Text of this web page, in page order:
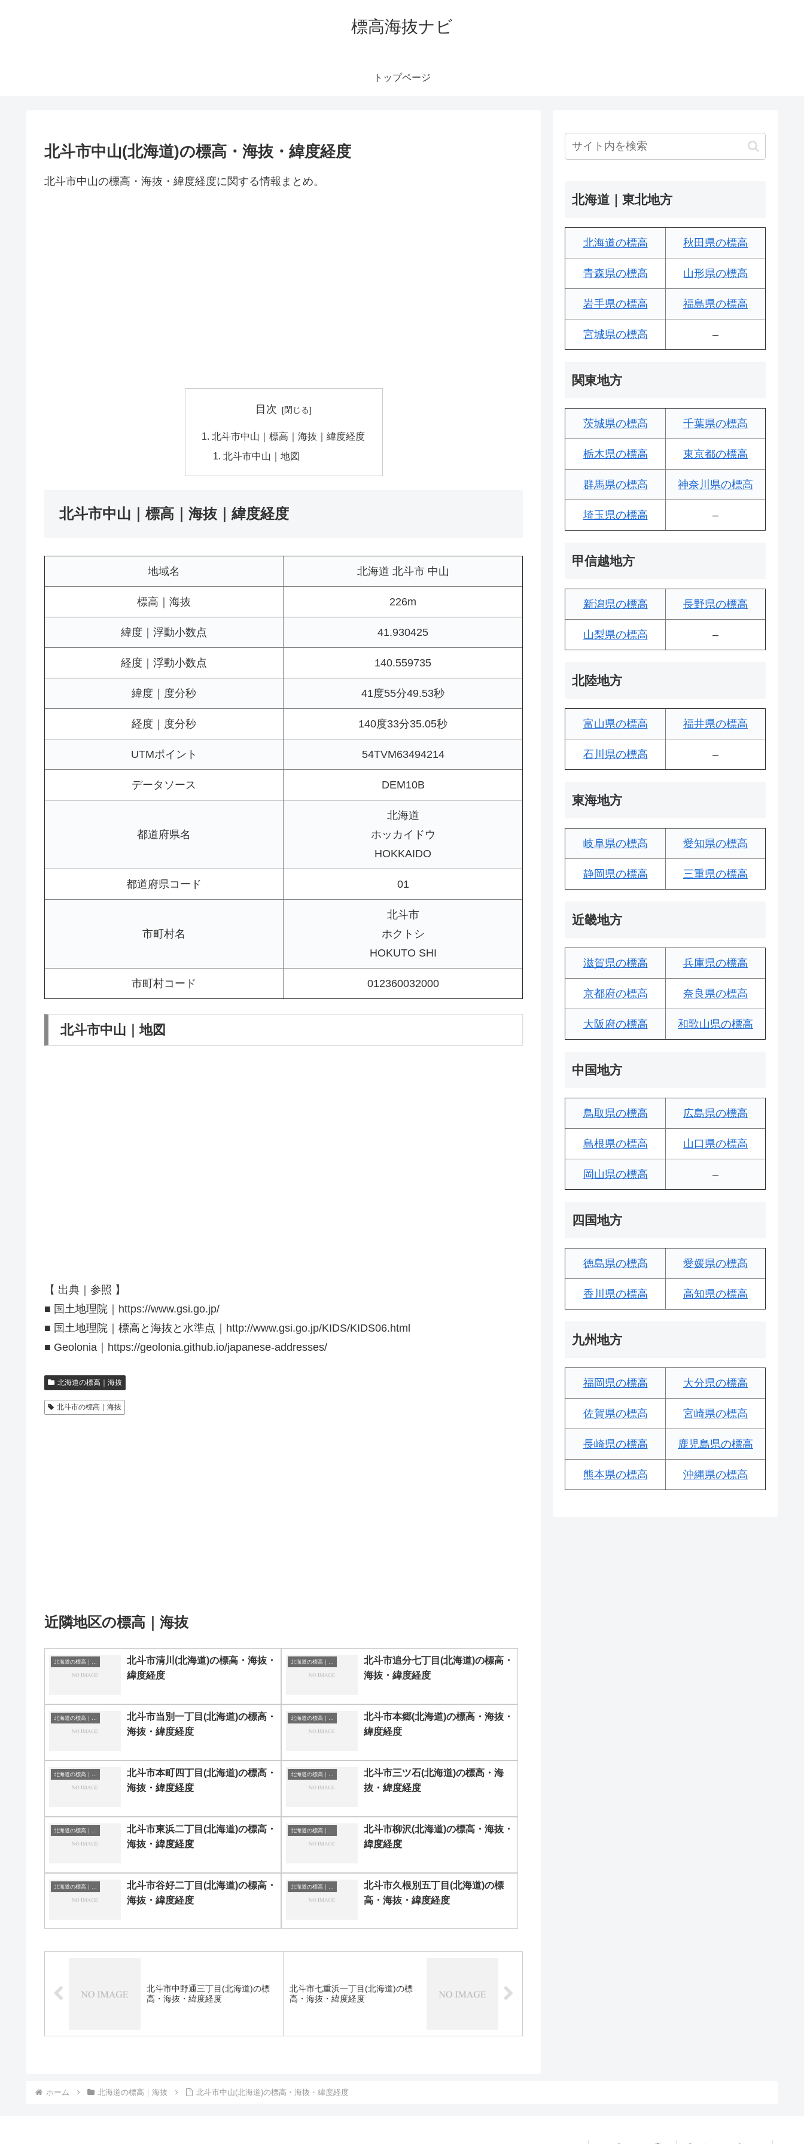
標高海抜ナビ
トップページ
北斗市中山(北海道)の標高・海抜・緯度経度
北斗市中山の標高・海抜・緯度経度に関する情報まとめ。
目次
北斗市中山｜標高｜海抜｜緯度経度
北斗市中山｜地図
北斗市中山｜標高｜海抜｜緯度経度
地域名 北海道 北斗市 中山
標高｜海抜 226m
緯度｜浮動小数点 41.930425
経度｜浮動小数点 140.559735
緯度｜度分秒 41度55分49.53秒
経度｜度分秒 140度33分35.05秒
UTMポイント 54TVM63494214
データソース DEM10B
都道府県名
北海道
ホッカイドウ
HOKKAIDO
都道府県コード 01
市町村名
北斗市
ホクトシ
HOKUTO SHI
市町村コード 012360032000
北斗市中山｜地図
【 出典｜参照 】
■ 国土地理院｜https://www.gsi.go.jp/
■ 国土地理院｜標高と海抜と水準点｜http://www.gsi.go.jp/KIDS/KIDS06.html
■ Geolonia｜https://geolonia.github.io/japanese-addresses/
北海道の標高｜海抜
北斗市の標高｜海抜
近隣地区の標高｜海抜
北斗市清川(北海道)の標高・海抜・
緯度経度
北斗市追分七丁目(北海道)の標高・
海抜・緯度経度
北斗市当別一丁目(北海道)の標高・
海抜・緯度経度
北斗市本郷(北海道)の標高・海抜・
緯度経度
北斗市本町四丁目(北海道)の標高・
海抜・緯度経度
北斗市三ツ石(北海道)の標高・海
抜・緯度経度
北斗市東浜二丁目(北海道)の標高・
海抜・緯度経度
北斗市柳沢(北海道)の標高・海抜・
緯度経度
北斗市谷好二丁目(北海道)の標高・
海抜・緯度経度
北斗市久根別五丁目(北海道)の標
高・海抜・緯度経度
北斗市中野通三丁目(北海道)の標
高・海抜・緯度経度
北斗市七重浜一丁目(北海道)の標
高・海抜・緯度経度
北海道｜東北地方
北海道の標高 秋田県の標高
青森県の標高 山形県の標高
岩手県の標高 福島県の標高
宮城県の標高 –
関東地方
茨城県の標高 千葉県の標高
栃木県の標高 東京都の標高
群馬県の標高 神奈川県の標高
埼玉県の標高 –
甲信越地方
新潟県の標高 長野県の標高
山梨県の標高 –
北陸地方
富山県の標高 福井県の標高
石川県の標高 –
東海地方
岐阜県の標高 愛知県の標高
静岡県の標高 三重県の標高
近畿地方
滋賀県の標高 兵庫県の標高
京都府の標高 奈良県の標高
大阪府の標高 和歌山県の標高
中国地方
鳥取県の標高 広島県の標高
島根県の標高 山口県の標高
岡山県の標高 –
四国地方
徳島県の標高 愛媛県の標高
香川県の標高 高知県の標高
九州地方
福岡県の標高 大分県の標高
佐賀県の標高 宮崎県の標高
長崎県の標高 鹿児島県の標高
熊本県の標高 沖縄県の標高
ホーム 北海道の標高｜海抜 北斗市中山(北海道)の標高・海抜・緯度経度